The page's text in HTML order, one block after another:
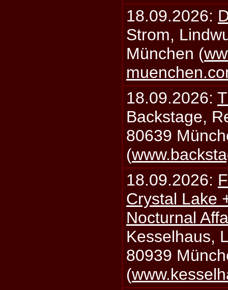
18.09.2026:
Strom,
München (
18.09.2026:
Backstage,
80639
(
18.09.2026:
Crystal Lake
Nocturnal
Kesselhaus,
80939
(